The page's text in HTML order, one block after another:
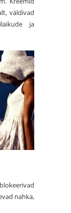
väldivad
ja
nahka,